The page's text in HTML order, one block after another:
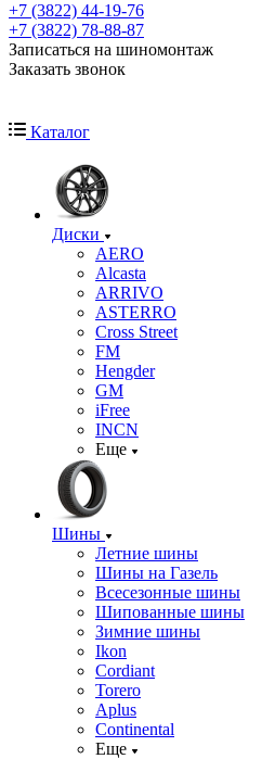
+7 (3822) 44-19-76
+7 (3822) 78-88-87
Записаться на шиномонтаж
Заказать звонок
Каталог
Диски
AERO
Alcasta
ARRIVO
ASTERRO
Cross Street
FM
Hengder
GM
iFree
INCN
Еще
Шины
Летние шины
Шины на Газель
Всесезонные шины
Шипованные шины
Зимние шины
Ikon
Cordiant
Torero
Aplus
Continental
Еще